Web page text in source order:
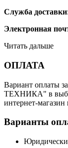
Служба доставки
Электронная
Читать дальше
ОПЛАТА
Вариант
ТЕХНИКА" в
интернет-
Варианты